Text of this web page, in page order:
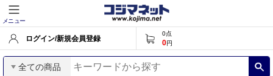
メニュー
ログイン/新規会員登録
0点
0円
全ての商品